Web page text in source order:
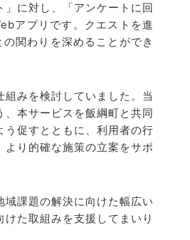
」に対し、「アンケートに回
アプリです。クエストを進
関わりを深めることができ
みを検討していました。当
本サービスを飯綱町と共同
促すとともに、利用者の行
り的確な施策の立案をサポ
課題の解決に向けた幅広い
た取組みを支援してまいり